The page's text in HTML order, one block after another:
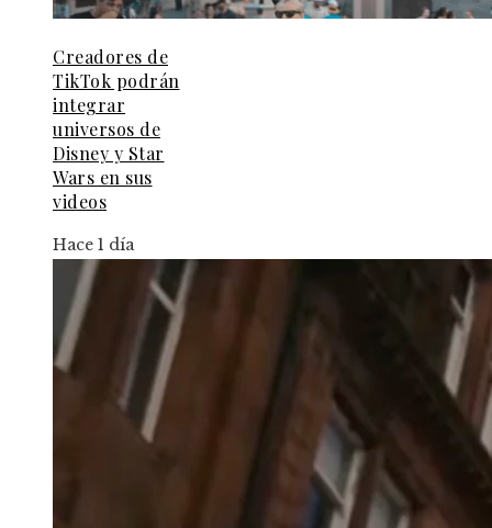
Creadores de
TikTok podrán
integrar
universos de
Disney y Star
Wars en sus
videos
Hace 1 día